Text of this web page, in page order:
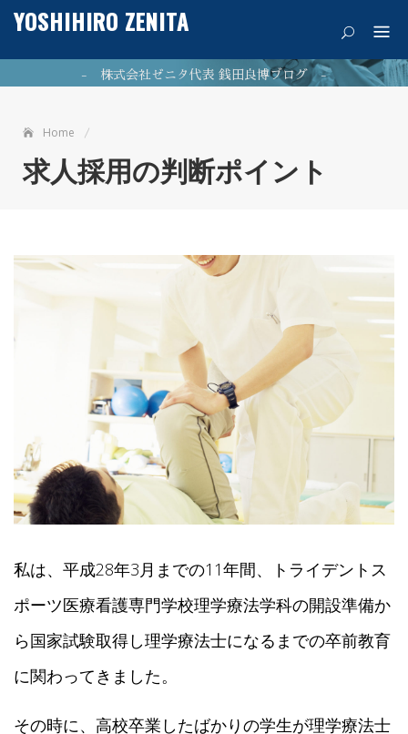
Skip
content
YOSHIHIRO ZENITA痛みを希望に
- 株式会社ゼニタ代表 銭田良博ブログ -
Home
求人採用の判断ポイント
私は、平成28年3月までの11年間、トライデントス
ポーツ医療看護専門学校理学療法学科の開設準備か
ら国家試験取得し理学療法士になるまでの卒前教育
に関わってきました。
その時に、高校卒業したばかりの学生が理学療法士
公式ホームページはこちら
2023年7月26日
銭田治療院千種駅前はマッサージ師募集中!!
株式会社ゼニタ銭田治療院千種駅前就職説明会（Zoom）
のご案内
2021年3月13日
星城大学公開講演会のご案内（ウィズコロナ・ポストコロ
ナ時代の男女共同参画）
2021年2月28日